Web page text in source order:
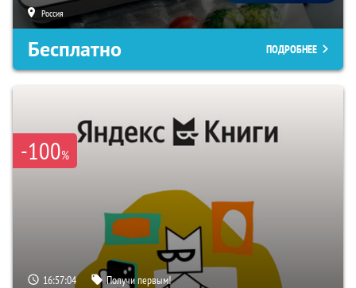
Россия
Бесплатно ПОДРОБНЕЕ
-100%
16:57:03 Получи первым!